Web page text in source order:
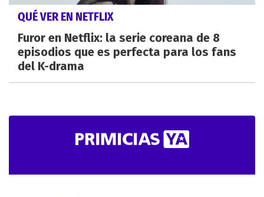
QUÉ VER EN NETFLIX
Furor en Netflix: la serie coreana de 8
episodios que es perfecta para los fans
del K-drama